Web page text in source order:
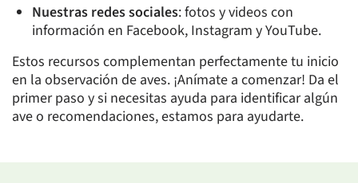
Nuestras redes sociales: fotos y videos con
información en Facebook, Instagram y YouTube.
Estos recursos complementan perfectamente tu inicio
en la observación de aves. ¡Anímate a comenzar! Da el
primer paso y si necesitas ayuda para identificar algún
ave o recomendaciones, estamos para ayudarte.